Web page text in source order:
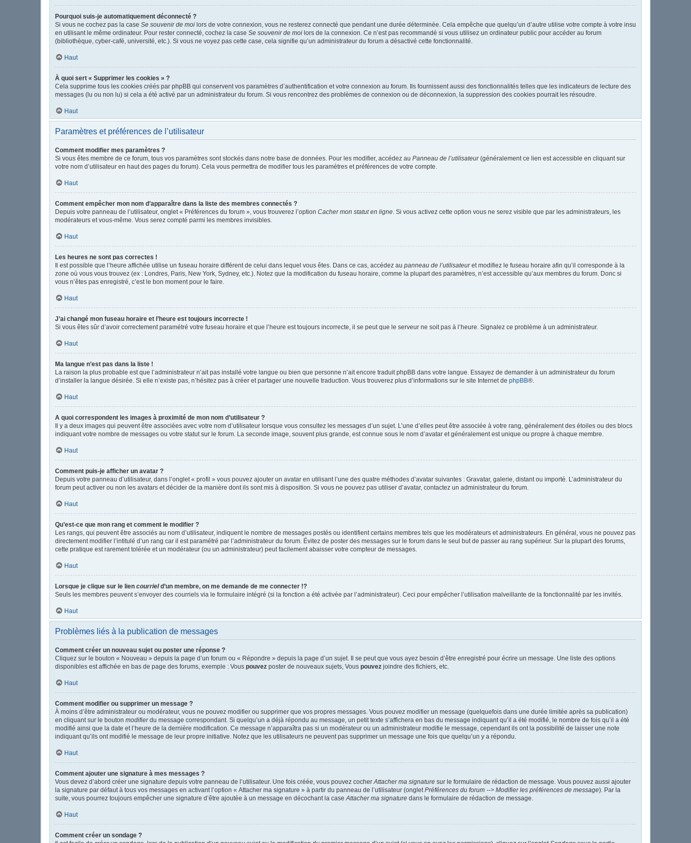
Pourquoi suis-je automatiquement déconnecté ?
Si vous ne cochez pas la case Se souvenir de moi lors de votre connexion, vous ne resterez connecté que pendant une durée déterminée. Cela empêche que quelqu’un d’autre utilise votre compte à votre insu
en utilisant le même ordinateur. Pour rester connecté, cochez la case Se souvenir de moi lors de la connexion. Ce n’est pas recommandé si vous utilisez un ordinateur public pour accéder au forum
(bibliothèque, cyber-café, université, etc.). Si vous ne voyez pas cette case, cela signifie qu’un administrateur du forum a désactivé cette fonctionnalité.
Haut
À quoi sert « Supprimer les cookies » ?
Cela supprime tous les cookies créés par phpBB qui conservent vos paramètres d’authentification et votre connexion au forum. Ils fournissent aussi des fonctionnalités telles que les indicateurs de lecture des
messages (lu ou non lu) si cela a été activé par un administrateur du forum. Si vous rencontrez des problèmes de connexion ou de déconnexion, la suppression des cookies pourrait les résoudre.
Haut
Paramètres et préférences de l’utilisateur
Comment modifier mes paramètres ?
Si vous êtes membre de ce forum, tous vos paramètres sont stockés dans notre base de données. Pour les modifier, accédez au Panneau de l’utilisateur(généralement ce lien est accessible en cliquant sur
votre nom d’utilisateur en haut des pages du forum). Cela vous permettra de modifier tous les paramètres et préférences de votre compte.
Haut
Comment empêcher mon nom d’apparaître dans la liste des membres connectés ?
Depuis votre panneau de l’utilisateur, onglet « Préférences du forum », vous trouverez l’option Cacher mon statut en ligne. Si vous activez cette option vous ne serez visible que par les administrateurs, les
modérateurs et vous-même. Vous serez compté parmi les membres invisibles.
Haut
Les heures ne sont pas correctes !
Il est possible que l’heure affichée utilise un fuseau horaire différent de celui dans lequel vous êtes. Dans ce cas, accédez au panneau de l’utilisateuret modifiez le fuseau horaire afin qu’il corresponde à la
zone où vous vous trouvez (ex : Londres, Paris, New York, Sydney, etc.). Notez que la modification du fuseau horaire, comme la plupart des paramètres, n’est accessible qu’aux membres du forum. Donc si
vous n’êtes pas enregistré, c’est le bon moment pour le faire.
Haut
J’ai changé mon fuseau horaire et l’heure est toujours incorrecte !
Si vous êtes sûr d’avoir correctement paramétré votre fuseau horaire et que l’heure est toujours incorrecte, il se peut que le serveur ne soit pas à l’heure. Signalez ce problème à un administrateur.
Haut
Ma langue n’est pas dans la liste !
La raison la plus probable est que l’administrateur n’ait pas installé votre langue ou bien que personne n’ait encore traduit phpBB dans votre langue. Essayez de demander à un administrateur du forum
d’installer la langue désirée. Si elle n’existe pas, n’hésitez pas à créer et partager une nouvelle traduction. Vous trouverez plus d’informations sur le site Internet de phpBB®.
Haut
A quoi correspondent les images à proximité de mon nom d’utilisateur ?
Il y a deux images qui peuvent être associées avec votre nom d’utilisateur lorsque vous consultez les messages d’un sujet. L’une d’elles peut être associée à votre rang, généralement des étoiles ou des blocs
indiquant votre nombre de messages ou votre statut sur le forum. La seconde image, souvent plus grande, est connue sous le nom d’avatar et généralement est unique ou propre à chaque membre.
Haut
Comment puis-je afficher un avatar ?
Depuis votre panneau d’utilisateur, dans l’onglet « profil » vous pouvez ajouter un avatar en utilisant l’une des quatre méthodes d’avatar suivantes : Gravatar, galerie, distant ou importé. L’administrateur du
forum peut activer ou non les avatars et décider de la manière dont ils sont mis à disposition. Si vous ne pouvez pas utiliser d’avatar, contactez un administrateur du forum.
Haut
Qu’est-ce que mon rang et comment le modifier ?
Les rangs, qui peuvent être associés au nom d’utilisateur, indiquent le nombre de messages postés ou identifient certains membres tels que les modérateurs et administrateurs. En général, vous ne pouvez pas
directement modifier l’intitulé d’un rang car il est paramétré par l’administrateur du forum. Évitez de poster des messages sur le forum dans le seul but de passer au rang supérieur. Sur la plupart des forums,
cette pratique est rarement tolérée et un modérateur (ou un administrateur) peut facilement abaisser votre compteur de messages.
Haut
Lorsque je clique sur le lien courrield’un membre, on me demande de me connecter !?
Seuls les membres peuvent s’envoyer des courriels via le formulaire intégré (si la fonction a été activée par l’administrateur). Ceci pour empêcher l’utilisation malveillante de la fonctionnalité par les invités.
Haut
Problèmes liés à la publication de messages
Comment créer un nouveau sujet ou poster une réponse ?
Cliquez sur le bouton « Nouveau » depuis la page d’un forum ou « Répondre » depuis la page d’un sujet. Il se peut que vous ayez besoin d’être enregistré pour écrire un message. Une liste des options
disponibles est affichée en bas de page des forums, exemple : Vous pouvez poster de nouveaux sujets, Vous pouvez joindre des fichiers, etc.
Haut
Comment modifier ou supprimer un message ?
À moins d’être administrateur ou modérateur, vous ne pouvez modifier ou supprimer que vos propres messages. Vous pouvez modifier un message (quelquefois dans une durée limitée après sa publication)
en cliquant sur le bouton modifierdu message correspondant. Si quelqu’un a déjà répondu au message, un petit texte s’affichera en bas du message indiquant qu’il a été modifié, le nombre de fois qu’il a été
modifié ainsi que la date et l’heure de la dernière modification. Ce message n’apparaîtra pas si un modérateur ou un administrateur modifie le message, cependant ils ont la possibilité de laisser une note
indiquant qu’ils ont modifié le message de leur propre initiative. Notez que les utilisateurs ne peuvent pas supprimer un message une fois que quelqu’un y a répondu.
Haut
Comment ajouter une signature à mes messages ?
Vous devez d’abord créer une signature depuis votre panneau de l’utilisateur. Une fois créée, vous pouvez cocherAttacher ma signature sur le formulaire de rédaction de message. Vous pouvez aussi ajouter
la signature par défaut à tous vos messages en activant l’option « Attacher ma signature » à partir du panneau de l’utilisateur (ongletPréférences du forum --> Modifier les préférences de message). Par la
suite, vous pourrez toujours empêcher une signature d’être ajoutée à un message en décochant la caseAttacher ma signature dans le formulaire de rédaction de message.
Haut
Comment créer un sondage ?